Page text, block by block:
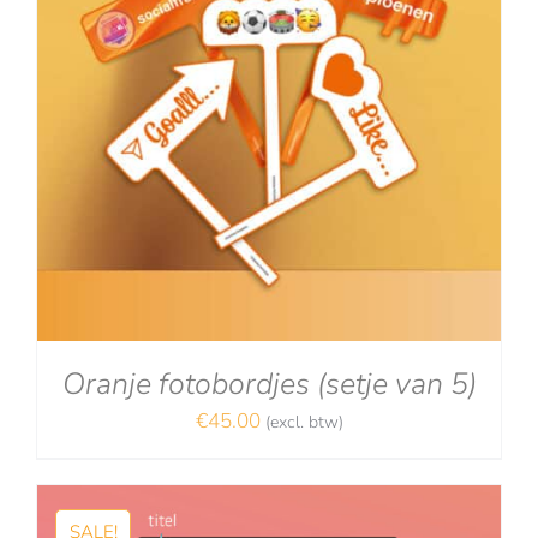
Oranje fotobordjes (setje van 5)
€45.00 (excl. btw)
SALE!